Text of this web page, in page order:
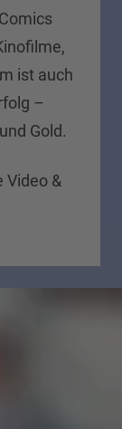
ist auch
–
Gold.
Video &